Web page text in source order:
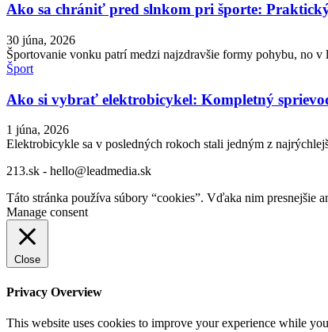
Ako sa chrániť pred slnkom pri športe:
30 júna, 2026
Športovanie vonku patrí medzi najzdravšie formy pohybu, no
Šport
Ako si vybrať elektrobicykel: Kompletný
1 júna, 2026
Elektrobicykle sa v posledných rokoch stali jedným z
213.sk - hello@leadmedia.sk
Táto stránka používa súbory “cookies”. Vďaka nim presnejšie
Manage consent
Close
Privacy Overview
This website uses cookies to improve your experience while